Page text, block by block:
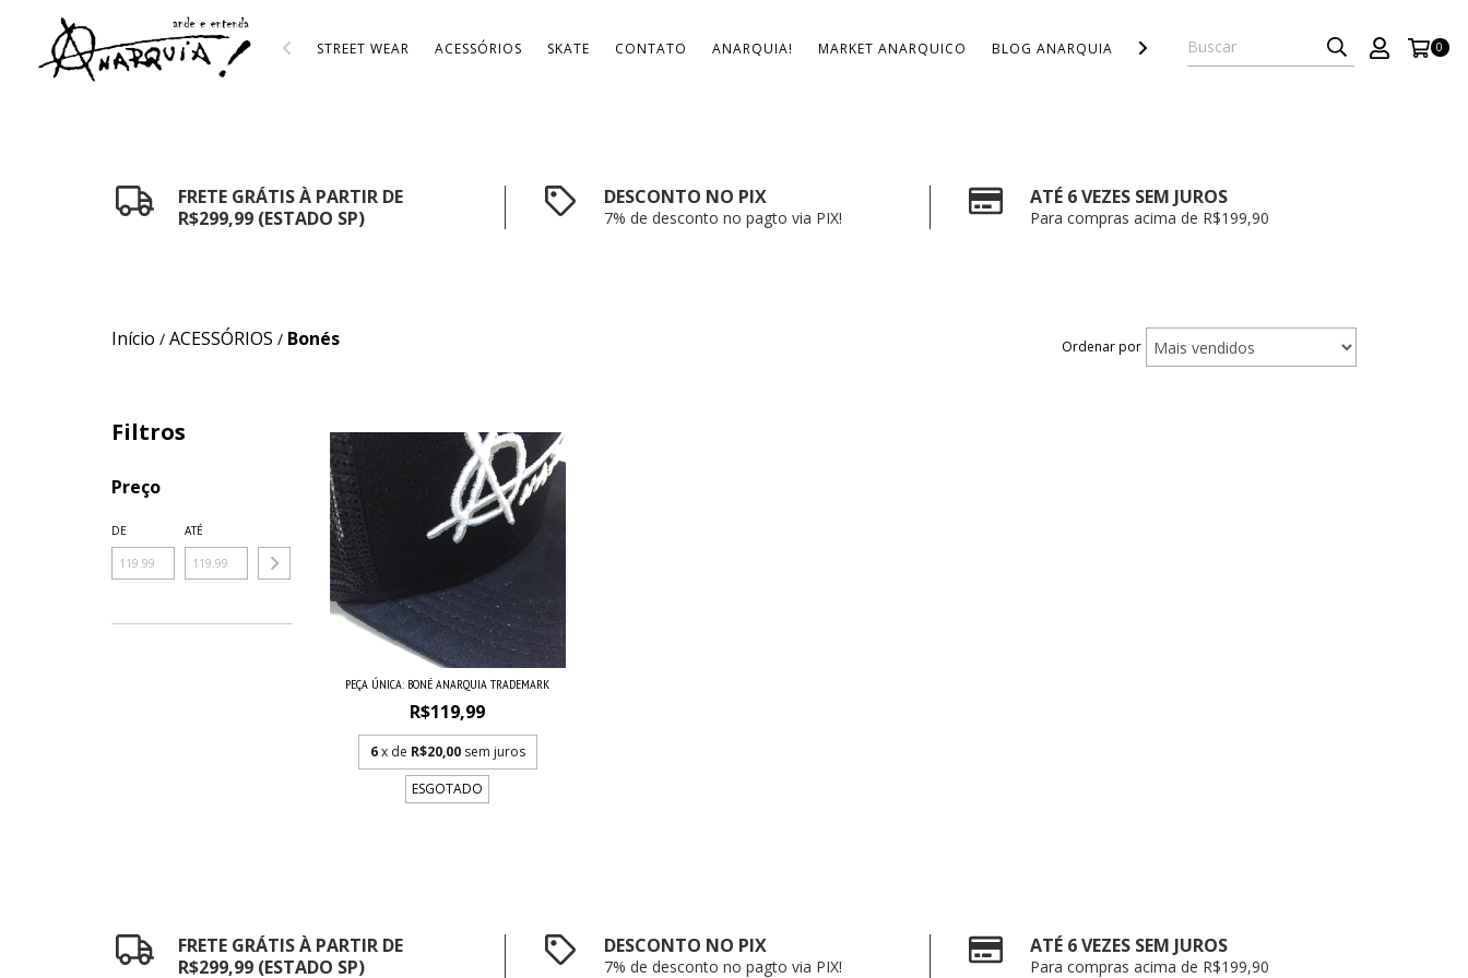
STREET WEAR ACESSÓRIOS SKATE CONTATO ANARQUIA! MARKET ANARQUICO BLOG ANARQUIA! POLÍTICA DE PRIVACIDADE 0
FRETE GRÁTIS À PARTIR DE
R$299,99 (ESTADO SP)
DESCONTO NO PIX
7% de desconto no pagto via PIX!
ATÉ 6 VEZES SEM JUROS
Para compras acima de R$199,90
Início / ACESSÓRIOS / Bonés Ordenar por
Filtros
Preço
DE ATÉ
PEÇA ÚNICA: BONÉ ANARQUIA TRADEMARK
R$119,99
6x de R$20,00 sem juros
ESGOTADO
FRETE GRÁTIS À PARTIR DE
R$299,99 (ESTADO SP)
DESCONTO NO PIX
7% de desconto no pagto via PIX!
ATÉ 6 VEZES SEM JUROS
Para compras acima de R$199,90